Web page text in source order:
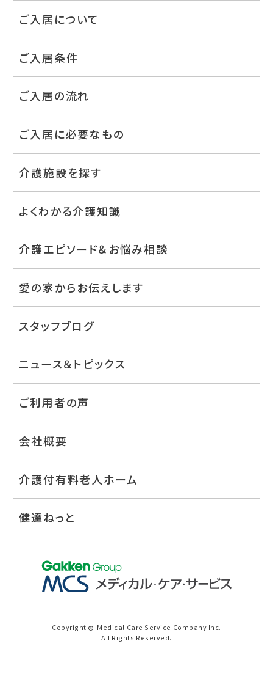
ご入居について
ご入居条件
ご入居の流れ
ご入居に必要なもの
介護施設を探す
よくわかる介護知識
介護エピソード＆お悩み相談
愛の家からお伝えします
スタッフブログ
ニュース＆トピックス
ご利用者の声
会社概要
介護付有料老人ホーム
健達ねっと
Copyright © Medical Care Service Company Inc.
All Rights Reserved.